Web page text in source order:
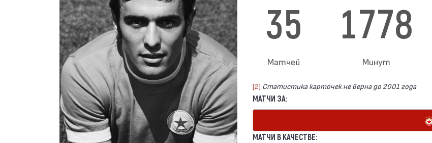
35
Матчей
1778
Минут
[2] Статистика карточек не верна до 2001 года
МАТЧИ ЗА:
МАТЧИ В КАЧЕСТВЕ: